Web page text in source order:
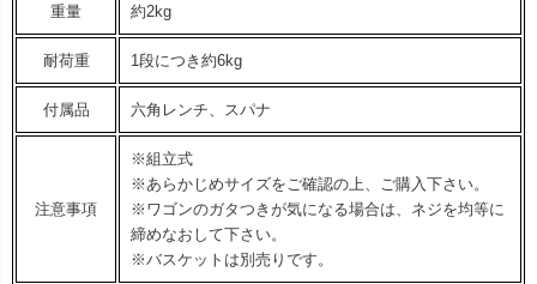
重量 約2kg
耐荷重 1段につき約6kg
付属品 六角レンチ、スパナ
注意事項
※組立式
※あらかじめサイズをご確認の上、ご購入下さい。
※ワゴンのガタつきが気になる場合は、ネジを均等に
締めなおして下さい。
※バスケットは別売りです。